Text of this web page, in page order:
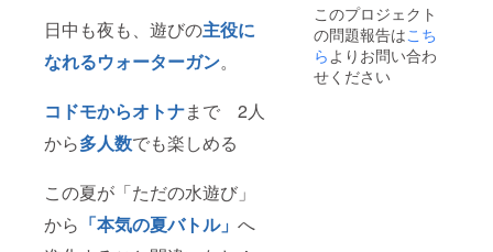
日中も夜も、遊びの主役に
なれるウォーターガン。
コドモからオトナまで 2人
から多人数でも楽しめる
この夏が「ただの水遊び」
から 「本気の夏バトル」 へ
給状
況、製
造工程
上の都
合等に
ござい
ます。
※デザイ
ン・仕
様は変
このプロジェクト
の問題報告はこち
ら よりお問い合わ
せください